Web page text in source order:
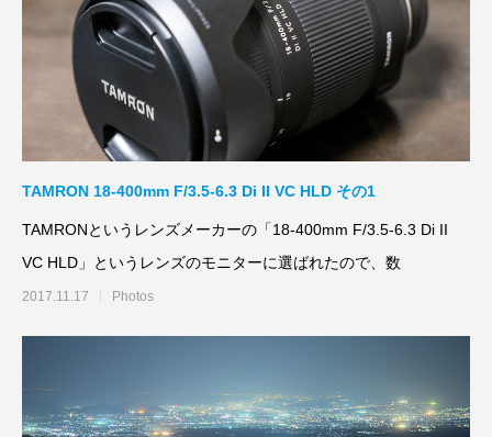
TAMRON 18-400mm F/3.5-6.3 Di II VC HLD その1
TAMRONというレンズメーカーの「18-400mm F/3.5-6.3 Di II
VC HLD」というレンズのモニターに選ばれたので、数
2017.11.17 Photos